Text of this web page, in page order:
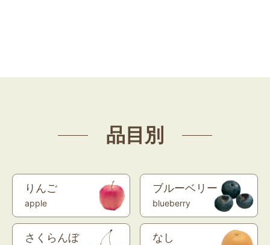
品目別
りんご
apple
ブルーベリー
blueberry
さくらんぼ なし